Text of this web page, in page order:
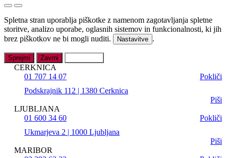
Spletna stran uporablja piškotke z namenom zagotavljanja spletne
storitve, analizo uporabe, oglasnih sistemov in funkcionalnosti, ki jih
brez piškotkov ne bi mogli nuditi.
Nastavitve .
Sprejmi Zavrni
CERKNICA
01 707 14 07
Pokliči
Podskrajnik 112 | 1380 Cerknica
Piši
LJUBLJANA
01 600 34 60
Pokliči
Ukmarjeva 2 | 1000 Ljubljana
Piši
MARIBOR